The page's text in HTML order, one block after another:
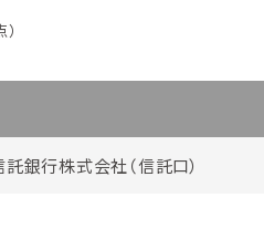
銀行株式会社（信託口）